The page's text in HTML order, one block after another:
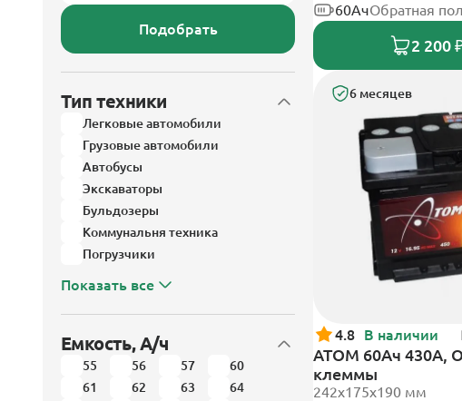
Подобрать
Тип техники
Легковые автомобили
Грузовые автомобили
Автобусы
Экскаваторы
Бульдозеры
Коммунальня техника
Погрузчики
Показать все
Емкость, А/ч
55 56 57
60
61
62 63
64
60АчОбратная
2 200
6 месяцев
4.8 В наличии
АТОМ 60Ач 430А,
клеммы
242х175х190 мм